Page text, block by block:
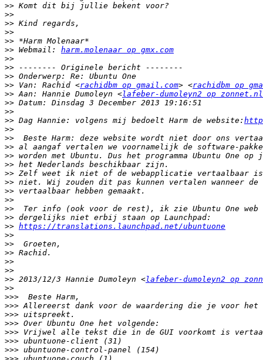
>>
>>
>>
>>
>>
>> Webmail: harm.molenaar op gmx.com
>>
>>
>>
>> Van: Rachid <rachidbm op gmail.com> <rachidbm op
>> Aan: Hannie Dumoleyn <lafeber-dumoleyn2 op zonnet.nl
>>
>>
>> Dag Hannie: volgens mij bedoelt Harm de website:
>>
>>
>>
>>
>>
>>
>>
>>
>>
>>
>>
>> https://translations.launchpad.net/ubuntuone
>>
>>
>>
>>
>>
>> 2013/12/3 Hannie Dumoleyn <lafeber-dumoleyn2 op
>>
>>>
>>>
>>>
>>>
>>>
>>>
>>>